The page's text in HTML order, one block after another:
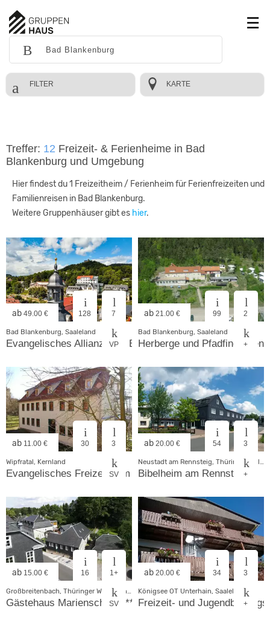
FILTER KARTE
Treffer: 12 Freizeit- & Ferienheime in Bad
Blankenburg und Umgebung
Hier findest du 1 Freizeitheim / Ferienheim für Ferienfreizeiten und
Familienreisen in Bad Blankenburg.
Weitere Gruppenhäuser gibt es hier.
ab 49.00 € 128 7
VP
Bad Blankenburg, Saaleland
Evangelisches Allianzhaus Bad Blankenburg gGmbH
ab 21.00 € 99 2
+
Bad Blankenburg, Saaleland
Herberge und
ab 11.00 € 30 3
SV
Wipfratal, Kernland
Evangelisches Freizeitheim Reinsfeld
ab 20.00 € 54 3
+
Bibelheim am Rennsteig
ab 15.00 € 16 1+
SV
Großbreitenbach, Thüringer Wald - Rhön
Gästehaus Marienschule ****
ab 20.00 € 34 3
+
Königsee OT Unterhain, Saaleland
Freizeit- und